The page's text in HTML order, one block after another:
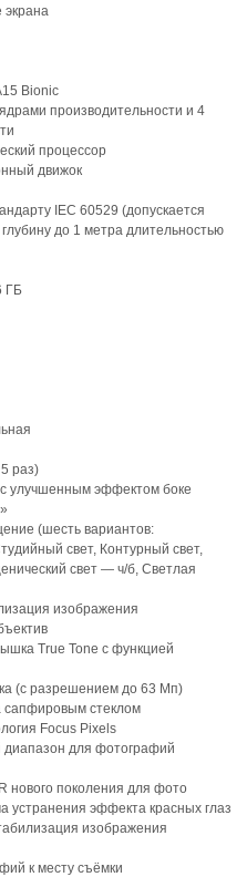
Bionic
производительности и 4
процессор
движок
IEC 60529 (допускается
до 1 метра длительностью
ГБ
раз)
улучшенным эффектом боке
(шесть вариантов:
свет, Контурный свет,
свет — ч/б, Светлая
изображения
True Tone с функцией
(с разрешением до 63 Мп)
сапфировым стеклом
Focus Pixels
диапазон для фотографий
нового поколения для фото
устранения эффекта красных глаз
изображения
к месту съёмки